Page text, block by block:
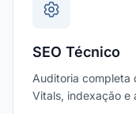
SEO Técnico
Auditoria completa
Vitals, indexação e